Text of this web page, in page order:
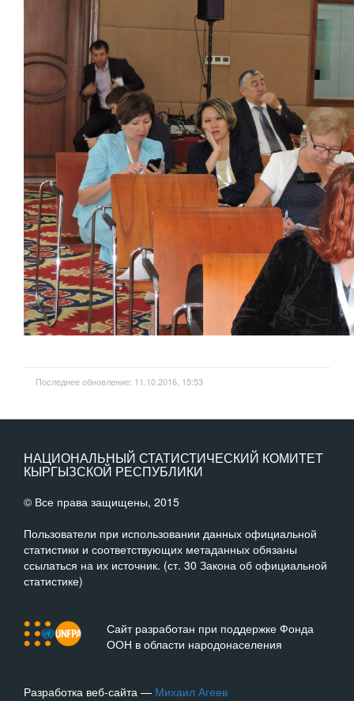
Последнее обновление: 11.10.2016, 15:53
НАЦИОНАЛЬНЫЙ СТАТИСТИЧЕСКИЙ КОМИТЕТ
КЫРГЫЗСКОЙ РЕСПУБЛИКИ
© Все права защищены, 2015
Пользователи при использовании данных официальной
статистики и соответствующих метаданных обязаны
ссылаться на их источник. (ст. 30 Закона об официальной
статистике)
Сайт разработан при поддержке Фонда
ООН в области народонаселения
Разработка веб-сайта — Михаил Агеев